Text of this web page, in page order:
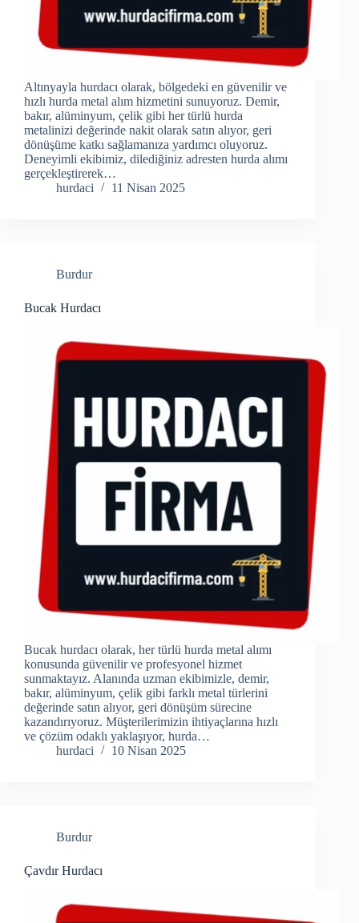
Altınyayla hurdacı olarak, bölgedeki en güvenilir ve
hızlı hurda metal alım hizmetini sunuyoruz. Demir,
bakır, alüminyum, çelik gibi her türlü hurda
metalinizi değerinde nakit olarak satın alıyor, geri
dönüşüme katkı sağlamanıza yardımcı oluyoruz.
Deneyimli ekibimiz, dilediğiniz adresten hurda alımı
gerçekleştirerek…
hurdaci
11 Nisan 2025
Burdur
Bucak Hurdacı
Bucak hurdacı olarak, her türlü hurda metal alımı
konusunda güvenilir ve profesyonel hizmet
sunmaktayız. Alanında uzman ekibimizle, demir,
bakır, alüminyum, çelik gibi farklı metal türlerini
değerinde satın alıyor, geri dönüşüm sürecine
kazandırıyoruz. Müşterilerimizin ihtiyaçlarına hızlı
ve çözüm odaklı yaklaşıyor, hurda…
hurdaci
10 Nisan 2025
Burdur
Çavdır Hurdacı